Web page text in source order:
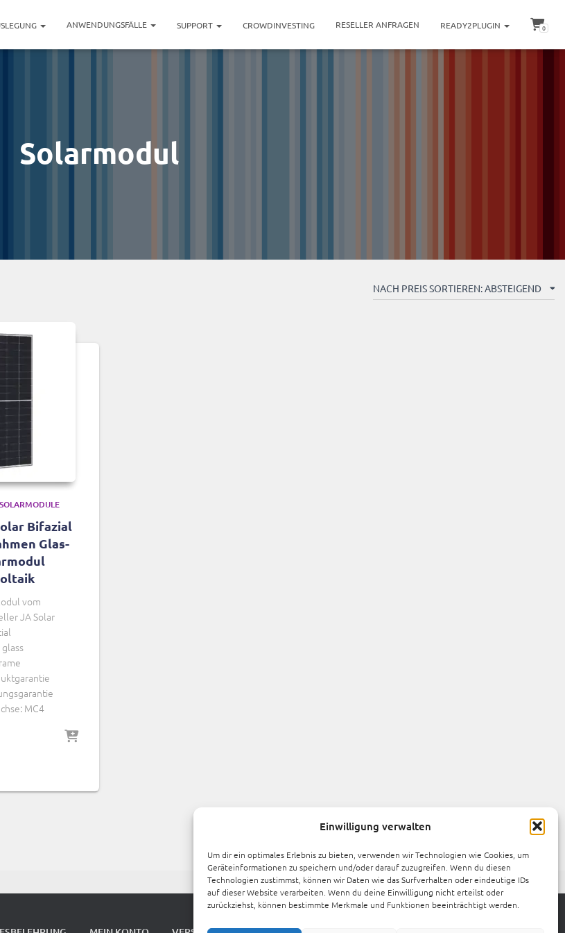
Einwilligung verwalten
Um dir ein optimales Erlebnis zu bieten, verwenden wir Technologien wie Cookies, um
Geräteinformationen zu speichern und/oder darauf zuzugreifen. Wenn du diesen
Technologien zustimmst, können wir Daten wie das Surfverhalten oder eindeutige IDs
auf dieser Website verarbeiten. Wenn du deine Einwilligung nicht erteilst oder
zurückziehst, können bestimmte Merkmale und Funktionen beeinträchtigt werden.
ANWENDUNGSFÄLLE SUPPORT CROWDINVESTING RESELLER ANFRAGEN READY2PLUGIN 0
Solarmodul
SOLARMODULE
Bifazial
Glas-
vom
JA Solar
MC4